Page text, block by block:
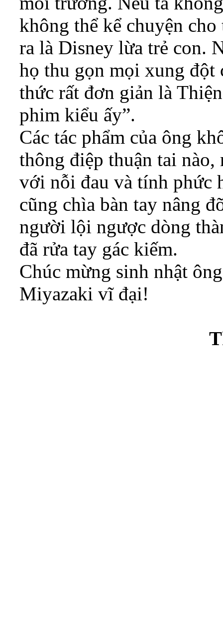
không thể kể chuyện
ra là Disney lừa trẻ con.
họ thu gọn mọi xung đột
thức rất đơn giản là
phim kiểu ấy”.
Các tác phẩm của ông
thông điệp thuận tai nào,
với nỗi đau và tính phức
cũng chìa bàn tay nâng
người lội ngược dòng
đã rửa tay gác kiếm.
Chúc mừng sinh nhật
Miyazaki vĩ đại!